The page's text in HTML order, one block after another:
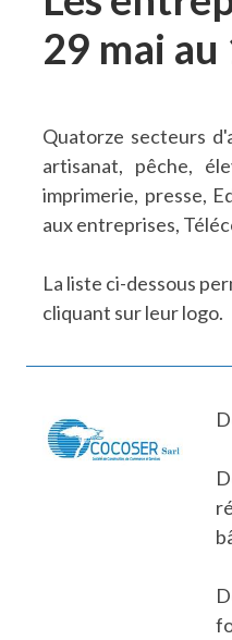
29 mai au
Quatorze secteurs
artisanat, pêche,
imprimerie, presse,
aux entreprises,
La liste ci-dessous
cliquant sur leur logo.